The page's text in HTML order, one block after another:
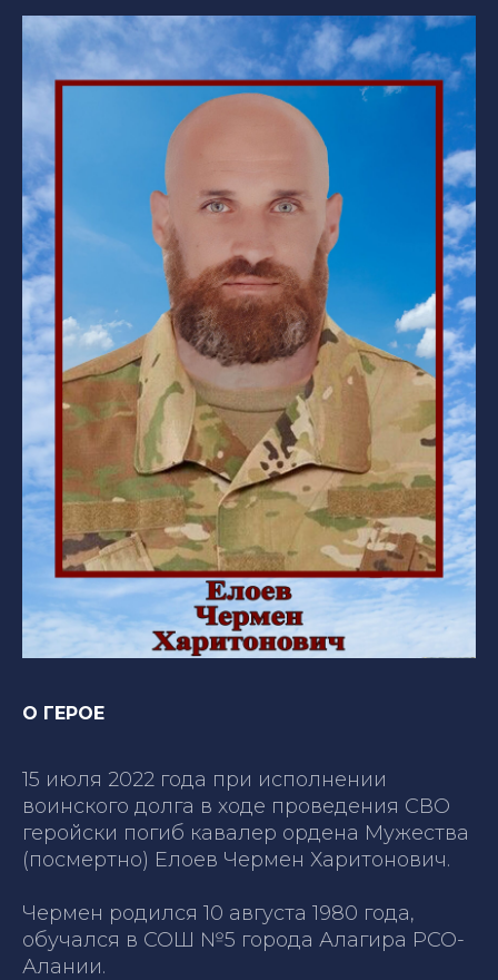
О ГЕРОЕ
15 июля 2022 года при исполнении
воинского долга в ходе проведения СВО
геройски погиб кавалер ордена Мужества
(посмертно) Елоев Чермен Харитонович.
Чермен родился 10 августа 1980 года,
обучался в СОШ №5 города Алагира РСО-
Алании.